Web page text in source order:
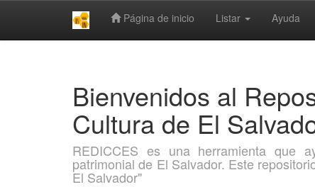
Página de inicio Listar Ayuda
Bienvenidos al
Cultura de El
REDICCES es una herramienta que
patrimonial de El Salvador. Este
El Salvador"